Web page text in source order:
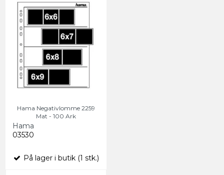
Hama Negativlomme 2259
Mat - 100 Ark
Hama
03530
På lager i butik (1 stk.)